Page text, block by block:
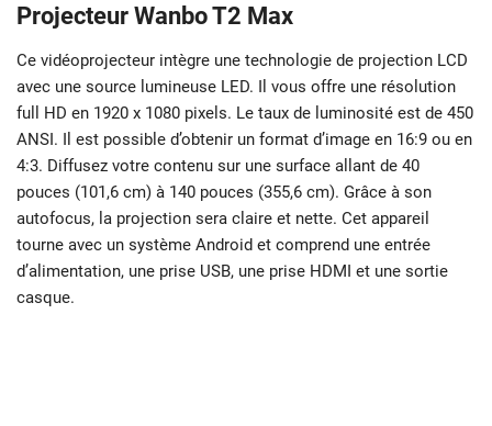
Projecteur Wanbo T2 Max
Ce vidéoprojecteur intègre une technologie de projection LCD
avec une source lumineuse LED. Il vous offre une résolution
full HD en 1920 x 1080 pixels. Le taux de luminosité est de 450
ANSI. Il est possible d’obtenir un format d’image en 16:9 ou en
4:3. Diffusez votre contenu sur une surface allant de 40
pouces (101,6 cm) à 140 pouces (355,6 cm). Grâce à son
autofocus, la projection sera claire et nette. Cet appareil
tourne avec un système Android et comprend une entrée
d’alimentation, une prise USB, une prise HDMI et une sortie
casque.